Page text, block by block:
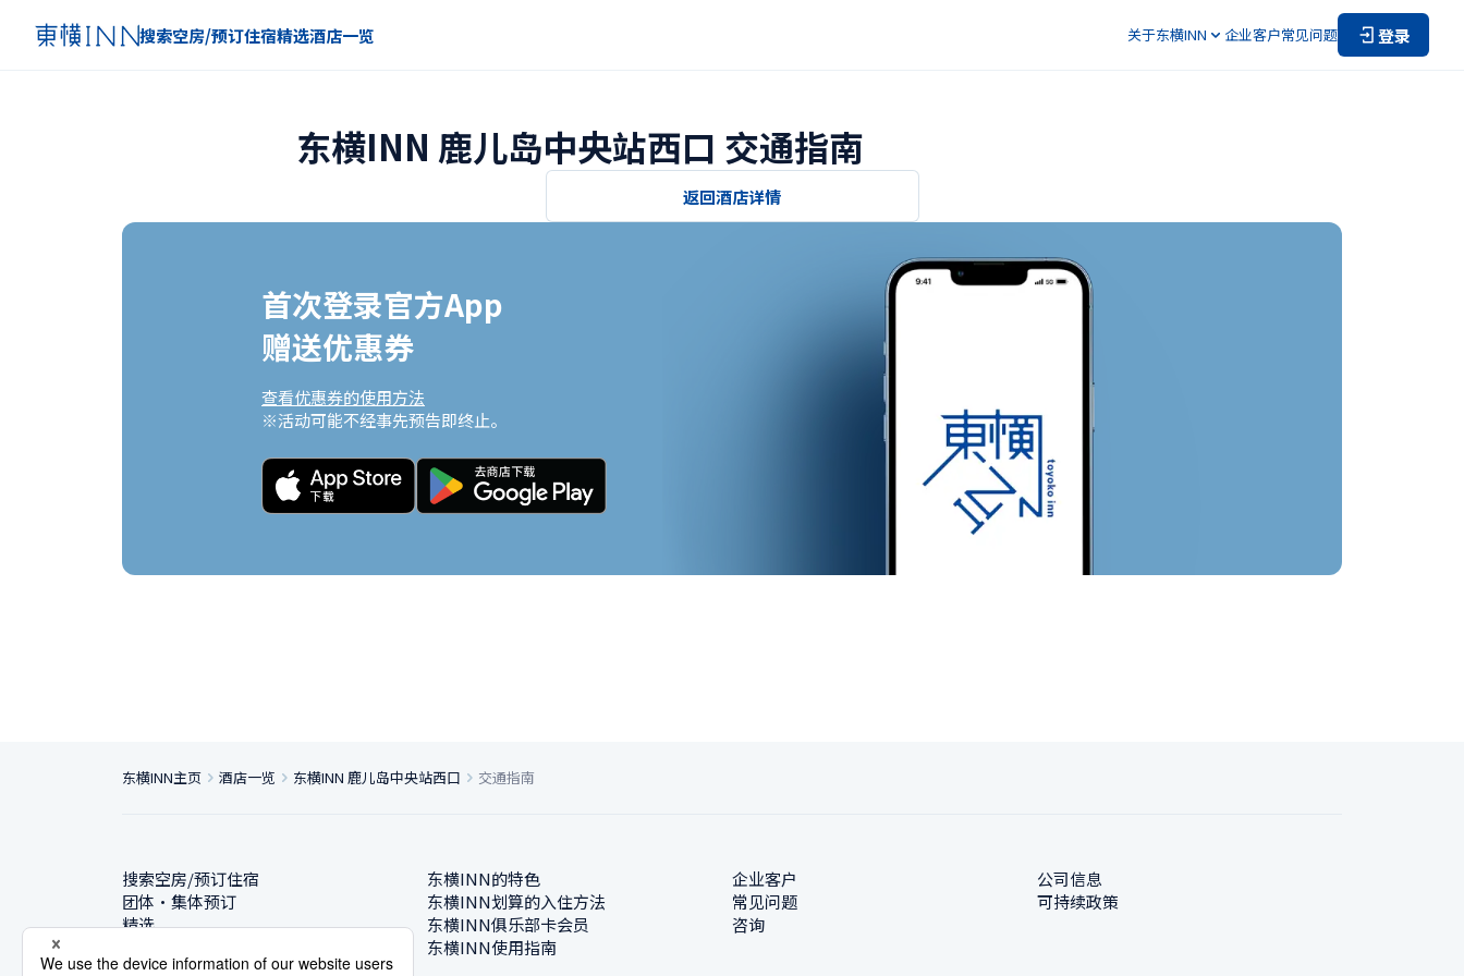
搜索空房/预订住宿精选酒店一览 关于东横INN 企业客户常见问题 登录
东横INN 鹿儿岛中央站西口 交通指南
返回酒店详情
首次登录官方App
赠送优惠券
查看优惠券的使用方法
※活动可能不经事先预告即终止。
东横INN主页 酒店一览 东横INN 鹿儿岛中央站西口 交通指南
搜索空房/预订住宿
团体・集体预订
精选
东横INN的特色
东横INN划算的入住方法
东横INN俱乐部卡会员
东横INN使用指南
企业客户
常见问题
咨询
公司信息
可持续政策